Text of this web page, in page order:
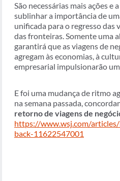
São necessárias mais ações e
sublinhar a importância de
unificada para o regresso das
das fronteiras. Somente uma
garantirá que as viagens de
agregam às economias, à
empresarial impulsionarão
E foi uma mudança de ritmo
na semana passada,
retorno de viagens de
https://www.wsj.com/
back-11622547001